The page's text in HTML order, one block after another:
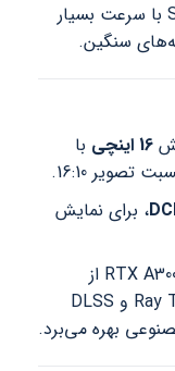
1 ترابایت SSD NVMe با سرعت بسیار
سنگین.
16 اینچی
با
تصویر 16:10.
، برای نمایش
کارت گرافیک RTX A3000 از
قابلیت‌های پیشرفته‌ای مانند Ray Tracing و DLSS
بهره می‌برد.